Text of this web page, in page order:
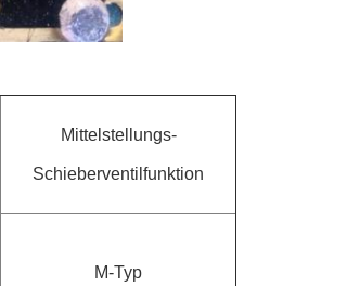
Mittelstellungs-
Schieberventilfunktion
M-Typ